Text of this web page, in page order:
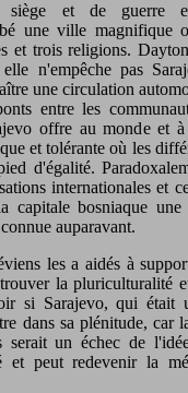
siège et de guerre
une ville magnifique
et trois religions.
n'empêche pas
une circulation
entre les
offre au monde et
et tolérante où les
d'égalité.
internationales et
capitale bosniaque une
auparavant.
les a aidés à
la pluriculturalité
si Sarajevo, qui était
dans sa plénitude, car
serait un échec de
et peut redevenir la